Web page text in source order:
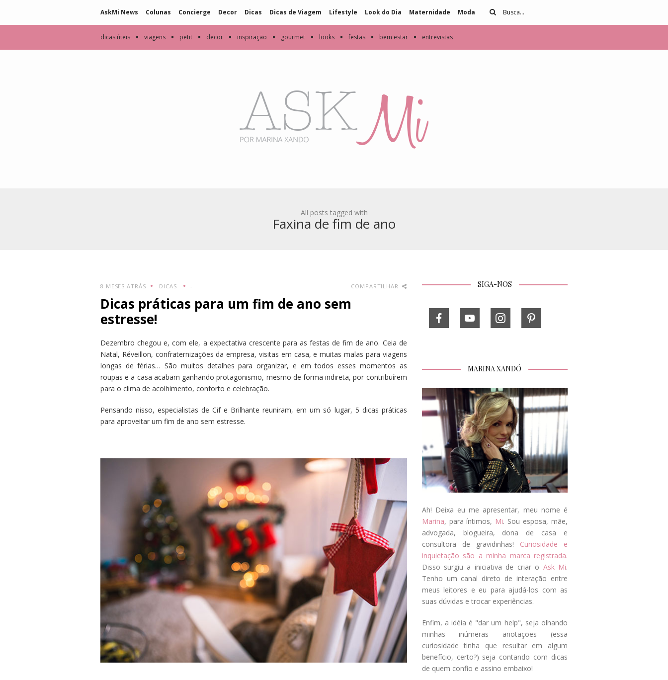
AskMi News Colunas Concierge Decor Dicas Dicas de Viagem Lifestyle Look do Dia Maternidade Moda
dicas úteis • viagens • petit • decor • inspiração • gourmet • looks • festas • bem estar • entrevistas
All posts tagged with
Faxina de fim de ano
8 MESES ATRÁS DICAS - COMPARTILHAR
Dicas práticas para um fim de ano sem
estresse!
Dezembro chegou e, com ele, a expectativa crescente para as festas de fim de ano. Ceia de
Natal, Réveillon, confraternizações da empresa, visitas em casa, e muitas malas para viagens
longas de férias… São muitos detalhes para organizar, e em todos esses momentos as
roupas e a casa acabam ganhando protagonismo, mesmo de forma indireta, por contribuírem
para o clima de acolhimento, conforto e celebração.
Pensando nisso, especialistas de Cif e Brilhante reuniram, em um só lugar, 5 dicas práticas
para aproveitar um fim de ano sem estresse.
SIGA-NOS
MARINA XANDÓ
Ah! Deixa eu me apresentar, meu nome é
Marina, para íntimos, Mi. Sou esposa, mãe,
advogada, blogueira, dona de casa e
consultora de gravidinhas! Curiosidade e
inquietação são a minha marca registrada.
Disso surgiu a iniciativa de criar o Ask Mi.
Tenho um canal direto de interação entre
meus leitores e eu para ajudá-los com as
suas dúvidas e trocar experiências.
Enfim, a idéia é "dar um help", seja olhando
minhas inúmeras anotações (essa
curiosidade tinha que resultar em algum
benefício, certo?) seja contando com dicas
de quem confio e assino embaixo!